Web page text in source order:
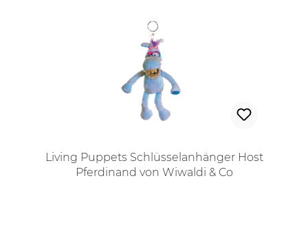
Living Puppets Schlüsselanhänger Host
Pferdinand von Wiwaldi & Co